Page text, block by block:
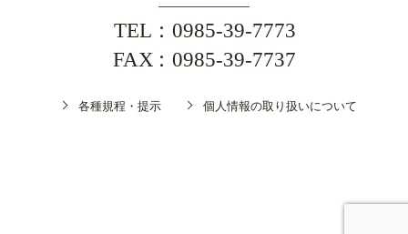
TEL
0985-39-7773
FAX
0985-39-7737
各種規程・提示 個人情報の取り扱いについて